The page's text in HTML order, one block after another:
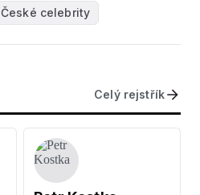
České celebrity
Celý rejstřík